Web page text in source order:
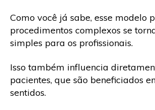
Como você já sabe, esse modelo
procedimentos complexos se
simples para os profissionais.
Isso também influencia
pacientes, que são beneficiados
sentidos.